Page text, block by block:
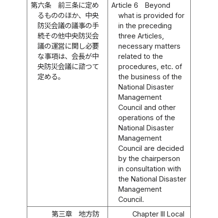
第六条
前三条に定め
るもののほか、中央
防災会議の議事の手
続その他中央防災会
議の運営に関し必要
な事項は、会長が中
央防災会議に諮つて
定める。
Article 6
Beyond
what is provided for
in the preceding
three Articles,
necessary matters
related to the
procedures, etc. of
the business of the
National Disaster
Management
Council and other
operations of the
National Disaster
Management
Council are decided
by the chairperson
in consultation with
the National Disaster
Management
Council.
第三章 地方防
Chapter III Local